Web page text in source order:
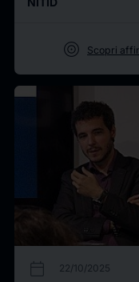
target Scopri
calendar_today 22/10/2025